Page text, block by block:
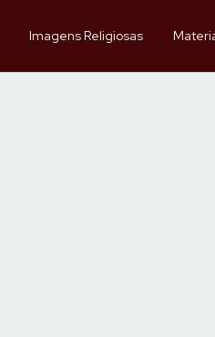
Imagens Religiosas